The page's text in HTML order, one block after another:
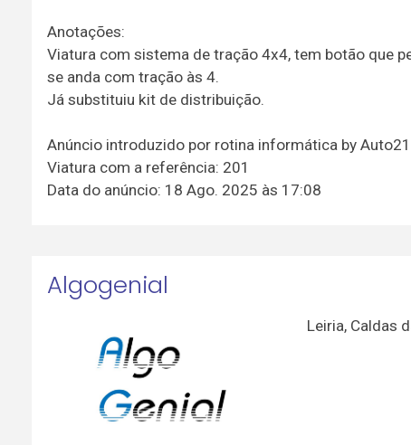
Anotações:
Viatura com sistema de tração 4x4, tem botão que
se anda com tração às 4.
Já substituiu kit de distribuição.
Anúncio introduzido por rotina informática by
Viatura com a referência: 201
Data do anúncio: 18 Ago. 2025 às 17:08
Algogenial
Leiria, Caldas